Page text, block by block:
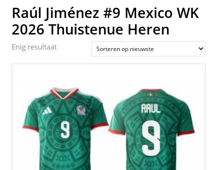
Raúl Jiménez #9 Mexico WK
2026 Thuistenue Heren
Enig resultaat